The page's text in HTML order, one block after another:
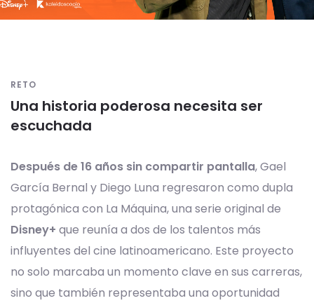
RETO
Una historia poderosa necesita ser
escuchada
Después de 16 años sin compartir pantalla, Gael
García Bernal y Diego Luna regresaron como dupla
protagónica con La Máquina, una serie original de
Disney+ que reunía a dos de los talentos más
influyentes del cine latinoamericano. Este proyecto
no solo marcaba un momento clave en sus carreras,
sino que también representaba una oportunidad